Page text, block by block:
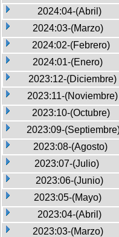
2024:04-(Abril)
2024:03-(Marzo)
2024:02-(Febrero)
2024:01-(Enero)
2023:12-(Diciembre)
2023:11-(Noviembre)
2023:10-(Octubre)
2023:09-
2023:08-(Agosto)
2023:07-(Julio)
2023:06-(Junio)
2023:05-(Mayo)
2023:04-(Abril)
2023:03-(Marzo)